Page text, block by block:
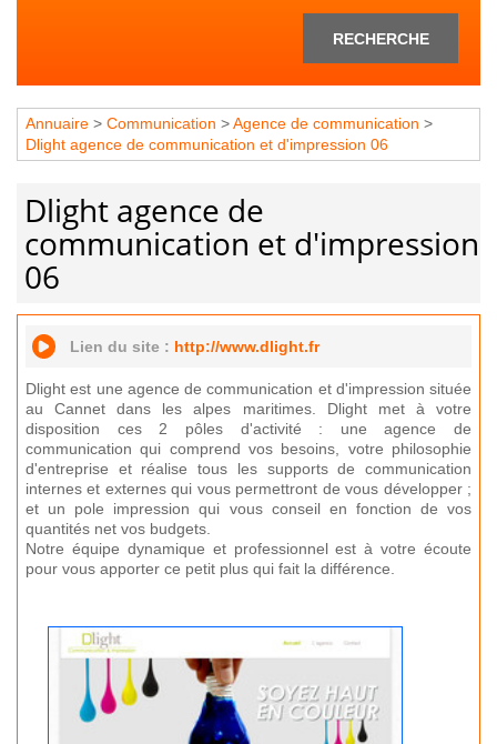
RECHERCHE
Annuaire > Communication >Agence de communication >
Dlight agence de communication et d'impression 06
Dlight agence de
communication et d'impression
06
Lien du site : http://www.dlight.fr
Dlight est une agence de communication et d'impression située
au Cannet dans les alpes maritimes. Dlight met à votre
disposition ces 2 pôles d'activité : une agence de
communication qui comprend vos besoins, votre philosophie
d'entreprise et réalise tous les supports de communication
internes et externes qui vous permettront de vous développer ;
et un pole impression qui vous conseil en fonction de vos
quantités net vos budgets.
Notre équipe dynamique et professionnel est à votre écoute
pour vous apporter ce petit plus qui fait la différence.